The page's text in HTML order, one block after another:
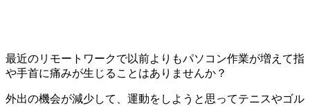
最近のリモートワークで以前よりもパソコン作業が増えて指
や手首に痛みが生じることはありませんか？
外出の機会が減少して、運動をしようと思ってテニスやゴル